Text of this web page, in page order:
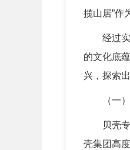
揽山居”作
经过实地
的文化底
兴，探索
（一）
贝壳专项
壳集团高